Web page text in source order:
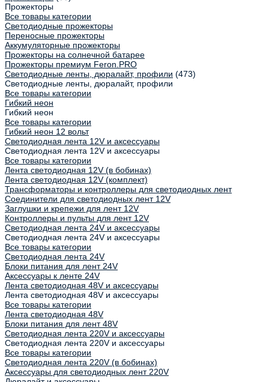
Прожекторы
Все товары категории
Светодиодные прожекторы
Переносные прожекторы
Аккумуляторные прожекторы
Прожекторы на солнечной батарее
Прожекторы премиум Feron.PRO
Светодиодные ленты, дюралайт, профили (473)
Светодиодные ленты, дюралайт, профили
Все товары категории
Гибкий неон
Гибкий неон
Все товары категории
Гибкий неон 12 вольт
Светодиодная лента 12V и аксессуары
Светодиодная лента 12V и аксессуары
Все товары категории
Лента светодиодная 12V (в бобинах)
Лента светодиодная 12V (комплект)
Трансформаторы и контроллеры для светодиодных лент
Соединители для светодиодных лент 12V
Заглушки и крепежи для лент 12V
Контроллеры и пульты для лент 12V
Светодиодная лента 24V и аксессуары
Светодиодная лента 24V и аксессуары
Все товары категории
Светодиодная лента 24V
Блоки питания для лент 24V
Аксессуары к ленте 24V
Лента светодиодная 48V и аксессуары
Лента светодиодная 48V и аксессуары
Все товары категории
Лента светодиодная 48V
Блоки питания для лент 48V
Светодиодная лента 220V и аксессуары
Светодиодная лента 220V и аксессуары
Все товары категории
Светодиодная лента 220V (в бобинах)
Аксессуары для светодиодных лент 220V